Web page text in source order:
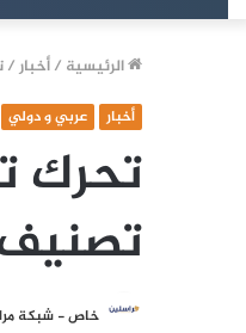
الرئيسية /أخبار/
أخبار عربي و دولي
تحرك
تصنيف
خاص - شبكة